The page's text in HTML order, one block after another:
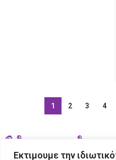
Εκτιμουμε την
1 2 3 4